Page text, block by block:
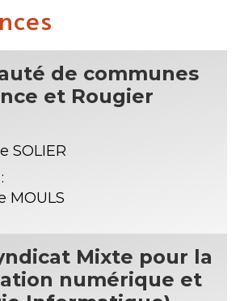
de communes
et Rougier
SOLIER
MOULS
Mixte pour la
numérique et